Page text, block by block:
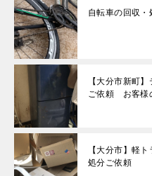
自転車の回収
【大分市新町
ご依頼 お客様
【大分市】軽
処分ご依頼